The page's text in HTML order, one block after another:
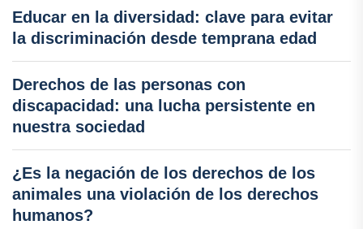
Educar en la diversidad: clave para evitar
la discriminación desde temprana edad
Derechos de las personas con
discapacidad: una lucha persistente en
nuestra sociedad
¿Es la negación de los derechos de los
animales una violación de los derechos
humanos?